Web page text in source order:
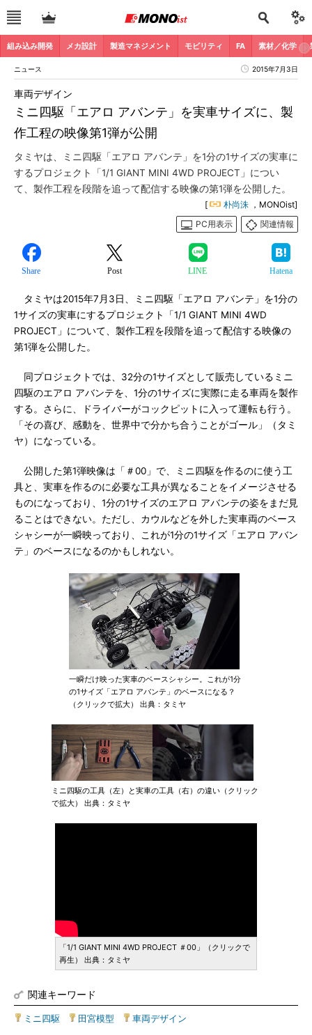
組み込み開発 メカ設計 製造マネジメント モビリティ FA 素材／化学
ニュース 2015年7月3日
ミニ四駆「エアロ アバンテ」を実車サイズに、製
作工程の映像第1弾が公開
車両デザイン
タミヤは、ミニ四駆「エアロ アバンテ」を1分の1サイズの実車に
するプロジェクト「1/1 GIANT MINI 4WD PROJECT」につい
て、製作工程を段階を追って配信する映像の第1弾を公開した。
[ 朴尚洙 ，MONOist]
PC用表示
関連情報
Share Post LINE Hatena
タミヤは2015年7月3日、ミニ四駆「エアロ アバンテ」を1分の
1サイズの実車にするプロジェクト「1/1 GIANT MINI 4WD
PROJECT」について、製作工程を段階を追って配信する映像の
第1弾を公開した。
同プロジェクトでは、32分の1サイズとして販売しているミニ
四駆のエアロ アバンテを、1分の1サイズに実際に走る車両を製作
する。さらに、ドライバーがコックピットに入って運転も行う。
「その喜び、感動を、世界中で分かち合うことがゴール」（タミ
ヤ）になっている。
公開した第1弾映像は「＃00」で、ミニ四駆を作るのに使う工
具と、実車を作るのに必要な工具が異なることをイメージさせる
ものになっており、1分の1サイズのエアロ アバンテの姿をまだ見
ることはできない。ただし、カウルなどを外した実車両のベース
シャシーが一瞬映っており、これが1分の1サイズ「エアロ アバン
テ」のベースになるのかもしれない。
一瞬だけ映った実車のベースシャシー。これが1分
の1サイズ「エアロ アバンテ」のベースになる？
（クリックで拡大） 出典：タミヤ
ミニ四駆の工具（左）と実車の工具（右）の違い（クリック
で拡大） 出典：タミヤ
「1/1 GIANT MINI 4WD PROJECT ＃00」（クリックで
再生） 出典：タミヤ
関連キーワード
ミニ四駆 田宮模型 車両デザイン